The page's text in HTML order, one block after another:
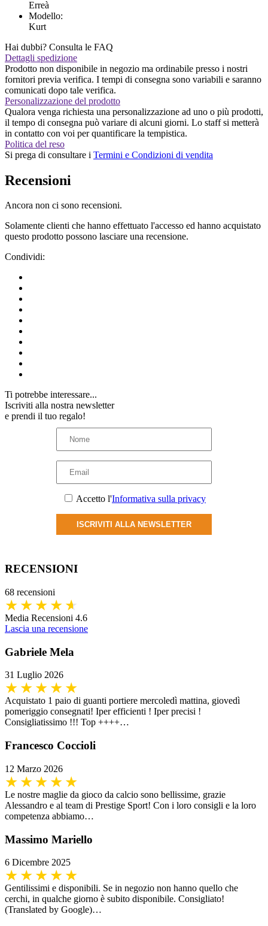
Erreà
Modello:
Kurt
Hai dubbi? Consulta le FAQ
Dettagli spedizione
Prodotto non disponibile in negozio ma ordinabile presso i nostri
fornitori previa verifica. I tempi di consegna sono variabili e saranno
comunicati dopo tale verifica.
Personalizzazione del prodotto
Qualora venga richiesta una personalizzazione ad uno o più prodotti,
il tempo di consegna può variare di alcuni giorni. Lo staff si metterà
in contatto con voi per quantificare la tempistica.
Politica del reso
Si prega di consultare i Termini e Condizioni di vendita
Recensioni
Ancora non ci sono recensioni.
Solamente clienti che hanno effettuato l'accesso ed hanno acquistato
questo prodotto possono lasciare una recensione.
Condividi:
Ti potrebbe interessare...
Iscriviti alla nostra newsletter
e prendi il tuo regalo!
Accetto l'Informativa sulla privacy
ISCRIVITI ALLA NEWSLETTER
RECENSIONI
68 recensioni
Media Recensioni 4.6
Lascia una recensione
Gabriele Mela
31 Luglio 2026
Acquistato 1 paio di guanti portiere mercoledì mattina, giovedì
pomeriggio consegnati! Iper efficienti ! Iper precisi !
Consigliatissimo !!! Top ++++…
Francesco Coccioli
12 Marzo 2026
Le nostre maglie da gioco da calcio sono bellissime, grazie
Alessandro e al team di Prestige Sport! Con i loro consigli e la loro
competenza abbiamo…
Massimo Mariello
6 Dicembre 2025
Gentilissimi e disponibili. Se in negozio non hanno quello che
cerchi, in qualche giorno è subito disponibile. Consigliato!
(Translated by Google)…